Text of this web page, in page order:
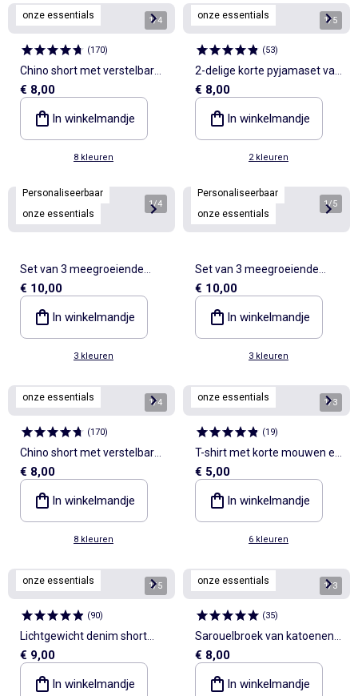
onze essentials 1/4
(170)
Chino short met verstelbare
taille
€ 8,00
In winkelmandje
8 kleuren
onze essentials 1/5
(53)
2-delige korte pyjamaset van
ribtricot
€ 8,00
In winkelmandje
2 kleuren
Personaliseerbaar
onze essentials
1/4
Set van 3 meegroeiende
rompers met US-hals en
lange mouwen
€ 10,00
In winkelmandje
3 kleuren
Personaliseerbaar
onze essentials
1/5
Set van 3 meegroeiende
rompers met US-hals en
lange mouwen
€ 10,00
In winkelmandje
3 kleuren
onze essentials 1/4
(170)
Chino short met verstelbare
taille
€ 8,00
In winkelmandje
8 kleuren
onze essentials 1/3
(19)
T-shirt met korte mouwen en
print
€ 5,00
In winkelmandje
6 kleuren
onze essentials 1/5
(90)
Lichtgewicht denim short
met afneembare riem
€ 9,00
In winkelmandje
onze essentials 1/3
(35)
Sarouelbroek van katoenen
jerseytricot
€ 8,00
In winkelmandje